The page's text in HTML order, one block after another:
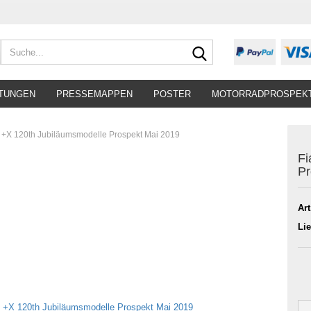
Suche...
PRESSEMAPPEN POSTER
120th Jubiläumsmodelle Prospekt Mai 2019